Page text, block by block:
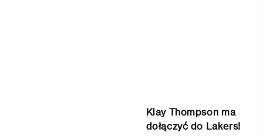
Klay Thompson ma
dołączyć do Lakers!